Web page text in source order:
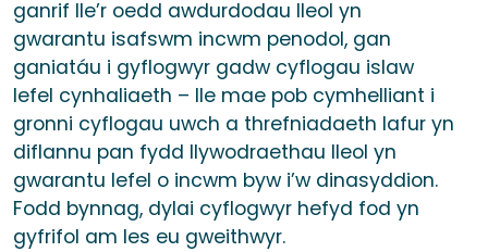
ganrif lle’r oedd awdurdodau lleol yn
gwarantu isafswm incwm penodol, gan
ganiatáu i gyflogwyr gadw cyflogau islaw
lefel cynhaliaeth – lle mae pob cymhelliant i
gronni cyflogau uwch a threfniadaeth lafur yn
diflannu pan fydd llywodraethau lleol yn
gwarantu lefel o incwm byw i’w dinasyddion.
Fodd bynnag, dylai cyflogwyr hefyd fod yn
gyfrifol am les eu gweithwyr.